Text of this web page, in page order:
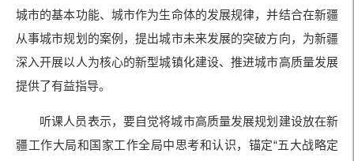
城市的基本功能、城市作为生命体的发展规律，并结合在新疆
从事城市规划的案例，提出城市未来发展的突破方向，为新疆
深入开展以人为核心的新型城镇化建设、推进城市高质量发展
提供了有益指导。
听课人员表示，要自觉将城市高质量发展规划建设放在新
疆工作大局和国家工作全局中思考和认识，锚定“五大战略定